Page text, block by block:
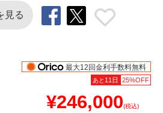
見る
あと 11日 25%OFF
最大12回金利手数料無料
¥246,000(税込)